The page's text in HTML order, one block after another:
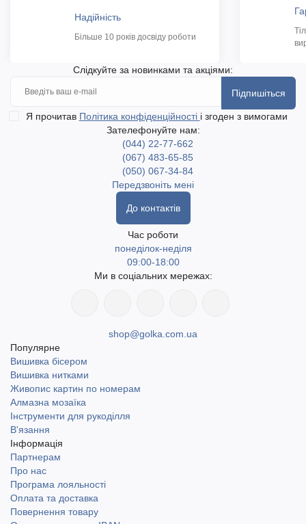
Надійність
Більше 10 років досвіду роботи
Слідкуйте за новинками та акціями:
Підпишіться
Я прочитав Політика конфіденційності і згоден з вимогами
Зателефонуйте нам:
(044) 22-77-662
(067) 483-65-85
(050) 067-34-84
Передзвоніть мені
До контактів
Час роботи
понеділок-неділя
09:00-18:00
Ми в соціальних мережах:
shop@golka.com.ua
Популярне
Вишивка бісером
Вишивка нитками
Живопис картин по номерам
Алмазна мозаїка
Інструменти для рукоділля
В'язання
Інформація
Партнерам
Про нас
Програма лояльності
Оплата та доставка
Повернення товару